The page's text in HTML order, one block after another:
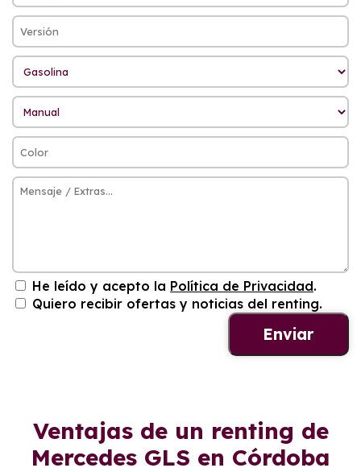
He leído y acepto la Política de Privacidad.
Quiero recibir ofertas y noticias del renting.
Ventajas de un renting de
Mercedes GLS en Córdoba